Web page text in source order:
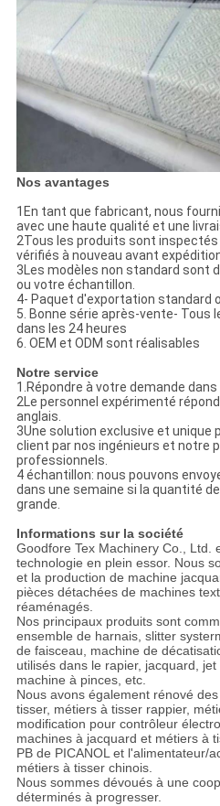
Nos avantages
1En tant que fabricant, nous
avec une haute qualité et une
2Tous les produits sont inspectés
vérifiés à nouveau avant
3Les modèles non standard sont
ou votre échantillon.
4- Paquet d'exportation standard
5. Bonne série après-vente- Tous
dans les 24 heures
6. OEM et ODM sont réalisables
Notre service
1.Répondre à votre demande
2Le personnel expérimenté
anglais.
3Une solution exclusive et unique
client par nos ingénieurs et notre
professionnels.
4 échantillon: nous pouvons
dans une semaine si la quantité
grande.
Informations sur la société
Goodfore Tex Machinery Co., Ltd.
technologie en plein essor. Nous
et la production de machine
pièces détachées de machines
réaménagés.
Nos principaux produits sont
ensemble de harnais, slitter
de faisceau, machine de
utilisés dans le rapier, jacquard,
machine à pinces, etc.
Nous avons également rénové
tisser, métiers à tisser rappier,
modification pour contrôleur
machines à jacquard et métiers à
PB de PICANOL et l'alimentateur/
métiers à tisser chinois.
Nous sommes dévoués à une
déterminés à progresser.